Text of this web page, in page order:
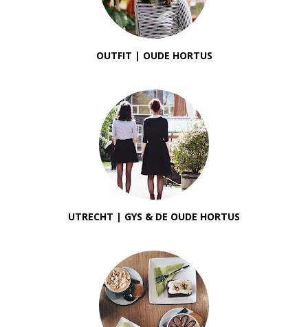
OUTFIT | OUDE HORTUS
UTRECHT | GYS & DE OUDE HORTUS